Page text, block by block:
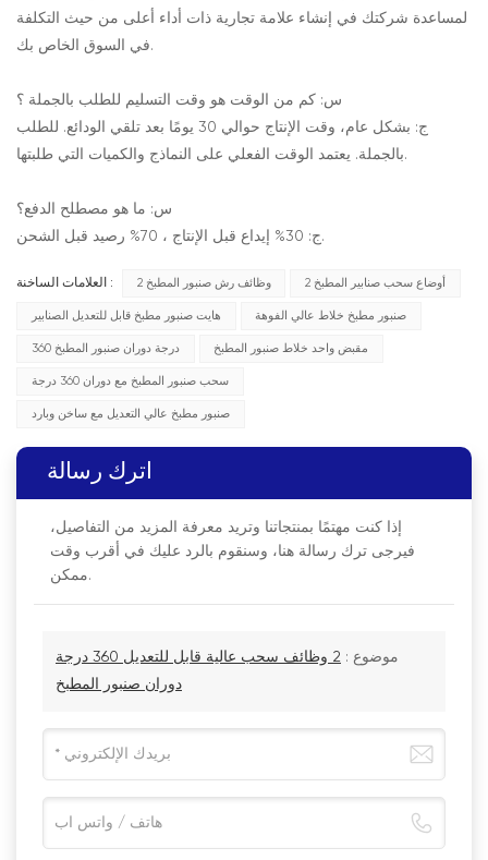
لمساعدة شركتك في إنشاء علامة تجارية ذات أداء أعلى من حيث التكلفة
في السوق الخاص بك.
س: كم من الوقت هو وقت التسليم للطلب بالجملة ؟
ج: بشكل عام، وقت الإنتاج حوالي 30 يومًا بعد تلقي الودائع. للطلب
بالجملة. يعتمد الوقت الفعلي على النماذج والكميات التي طلبتها.
س: ما هو مصطلح الدفع؟
ج: 30% إيداع قبل الإنتاج ، 70% رصيد قبل الشحن.
العلامات الساخنة : 2 وظائف رش صنبور المطبخ 2 أوضاع سحب صنابير المطبخ
هايت صنبور مطبخ قابل للتعديل الصنابير صنبور مطبخ خلاط عالي الفوهة
360 درجة دوران صنبور المطبخ مقبض واحد خلاط صنبور المطبخ
سحب صنبور المطبخ مع دوران 360 درجة
صنبور مطبخ عالي التعديل مع ساخن وبارد
اترك رسالة
إذا كنت مهتمًا بمنتجاتنا وتريد معرفة المزيد من التفاصيل،
فيرجى ترك رسالة هنا، وسنقوم بالرد عليك في أقرب وقت
ممكن.
موضوع :
2 وظائف سحب عالية قابل للتعديل 360 درجة
دوران صنبور المطبخ